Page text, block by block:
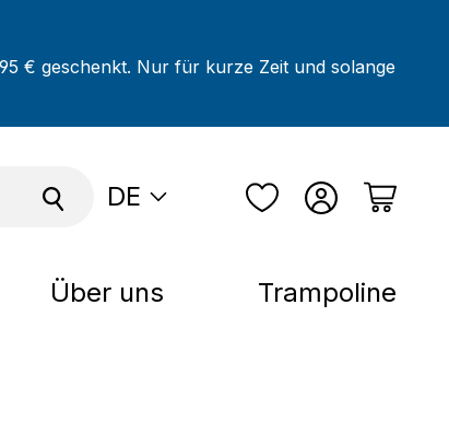
€ geschenkt. Nur für kurze Zeit und solange
DE
Über uns Trampoline